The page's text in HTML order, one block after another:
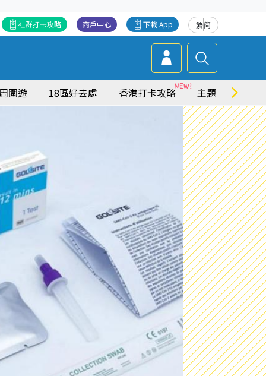
繁简
下載 App
商戶中心
社群打卡攻略
圍遊 18區好去處 香港打卡攻略 主題特集